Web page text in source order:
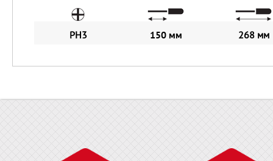
PH3 150 мм 268 мм